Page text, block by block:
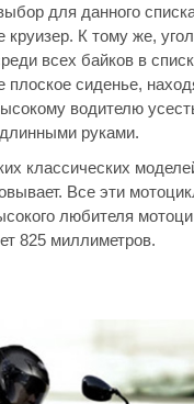
для данного
круизер. К тому же,
всех байков в
плоское сиденье,
водителю
руками.
классических
Все эти
любителя
825 миллиметров.